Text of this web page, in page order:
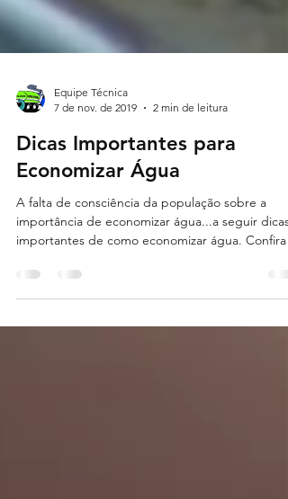
7 de nov. de 2019
2 min de leitura
Dicas Importantes para
Economizar Água
A falta de consciência da população sobre a
importantes de como economizar água. Confira!